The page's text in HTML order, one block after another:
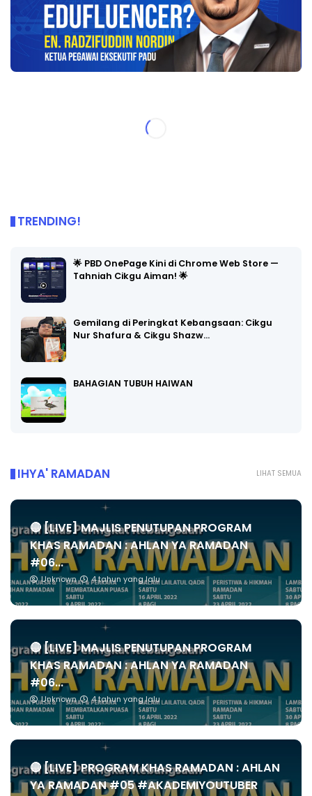
TRENDING!
🌟 PBD OnePage Kini di Chrome Web Store —
Tahniah Cikgu Aiman! 🌟
Gemilang di Peringkat Kebangsaan: Cikgu
Nur Shafura & Cikgu Shazw…
BAHAGIAN TUBUH HAIWAN
LIHAT SEMUA
IHYA' RAMADAN
🔴 [LIVE] MAJLIS PENUTUPAN PROGRAM
KHAS RAMADAN : AHLAN YA RAMADAN
#06...
Unknown 4 tahun yang lalu
🔴 [LIVE] MAJLIS PENUTUPAN PROGRAM
KHAS RAMADAN : AHLAN YA RAMADAN
#06...
Unknown 4 tahun yang lalu
🔴 [LIVE] PROGRAM KHAS RAMADAN : AHLAN
YA RAMADAN #05 #AKADEMIYOUTUBER